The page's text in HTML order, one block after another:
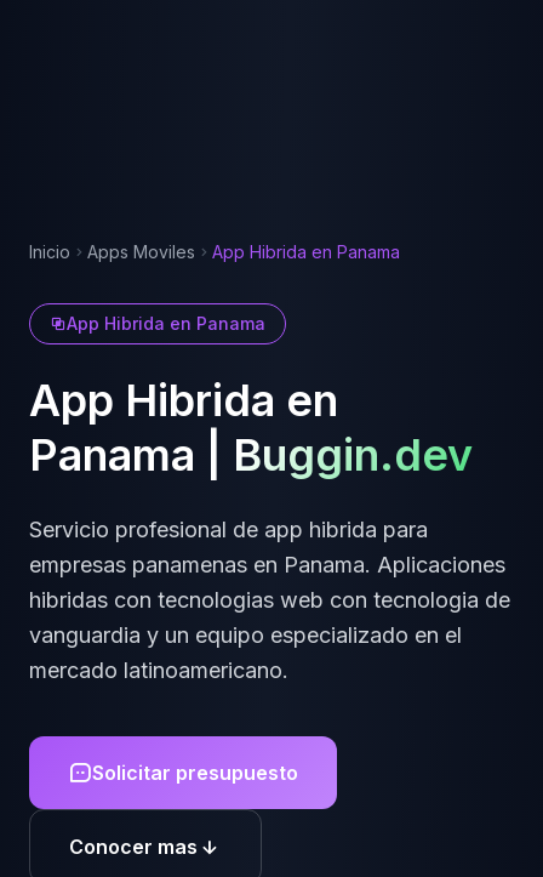
Inicio Apps Moviles App Hibrida en Panama
App Hibrida en Panama
App Hibrida en
Panama
Buggin.dev
Servicio profesional de app hibrida para
empresas panamenas en Panama. Aplicaciones
hibridas con tecnologias web con tecnologia de
vanguardia y un equipo especializado en el
mercado latinoamericano.
Solicitar presupuesto
Conocer mas